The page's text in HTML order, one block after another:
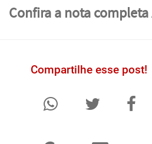
Confira a nota completa
Compartilhe esse post!